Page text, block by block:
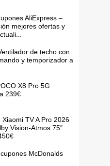
AliExpress –
mejores ofertas y
de techo con
y temporizador a
X8 Pro 5G
239€
Xiaomi TV A Pro 2026
Vision-Atmos 75″
McDonalds